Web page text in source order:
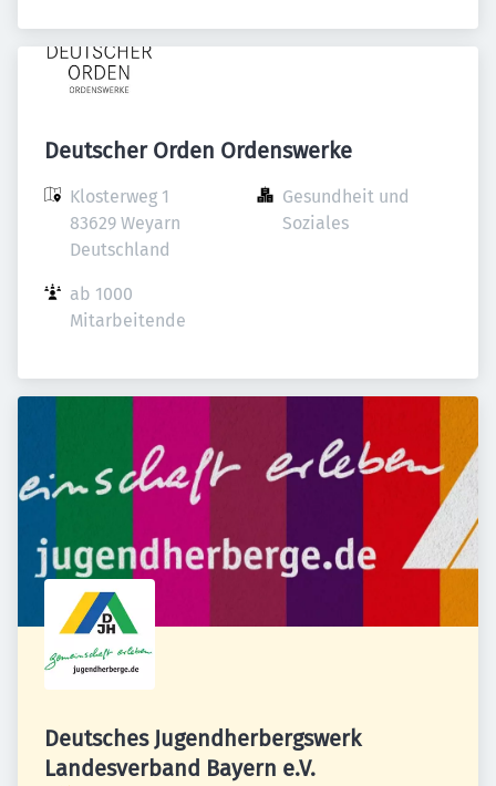
Deutscher Orden Ordenswerke
Klosterweg 1
83629 Weyarn
Deutschland
Gesundheit und
Soziales
ab 1000
Mitarbeitende
Deutsches Jugendherbergswerk
Landesverband Bayern e.V.